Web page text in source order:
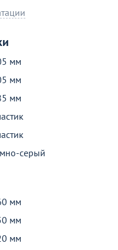
мм
мм
мм
серый
мм
мм
мм